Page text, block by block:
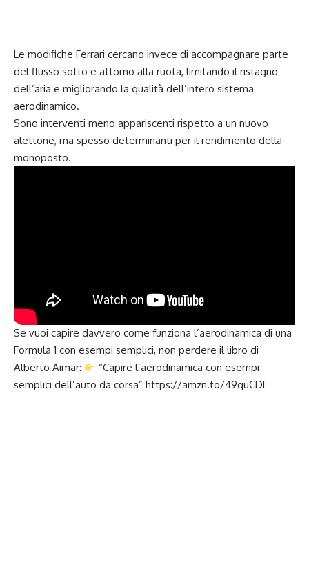
Le modifiche Ferrari cercano invece di accompagnare parte
del flusso sotto e attorno alla ruota, limitando il ristagno
dell’aria e migliorando la qualità dell’intero sistema
aerodinamico.
Sono interventi meno appariscenti rispetto a un nuovo
alettone, ma spesso determinanti per il rendimento della
monoposto.
Se vuoi capire davvero come funziona l’aerodinamica di una
Formula 1 con esempi semplici, non perdere il libro di
Alberto Aimar:
“Capire l’aerodinamica con esempi
semplici dell’auto da corsa” https://amzn.to/49quCDL